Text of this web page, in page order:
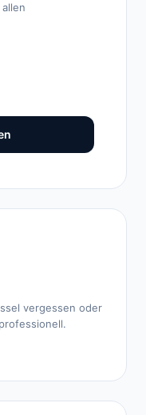
vergessen oder